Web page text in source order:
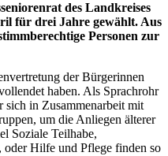
des Landkreises
für drei Jahre gewählt. Aus
Personen zur
der Bürgerinnen
haben. Als Sprachrohr
sich in Zusammenarbeit mit
um die Anliegen älterer
Soziale Teilhabe,
oder Hilfe und Pflege finden so